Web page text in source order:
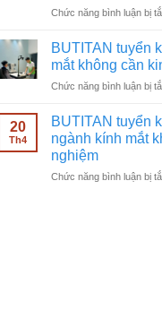
Chức năng bình luận bị
BUTITAN tuyển
mắt không cần
Chức năng bình luận bị
20
Th4
BUTITAN tuyển
ngành kính mắt
nghiệm
Chức năng bình luận bị